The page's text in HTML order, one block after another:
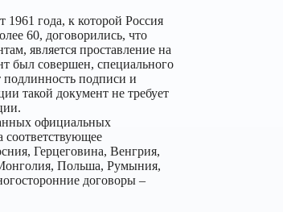
1961 года, к которой Россия
60, договорились, что
является проставление на
был совершен, специального
подлинность подписи и
такой документ не требует
официальных
соответствующее
Герцеговина, Венгрия,
Польша, Румыния,
договоры –